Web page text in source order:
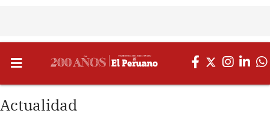
Actualidad